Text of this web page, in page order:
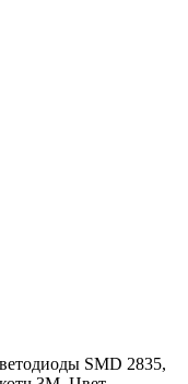
SMD 2835,